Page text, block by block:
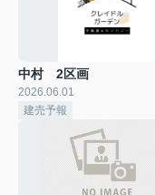
中村 2区画
2026.06.01
建売予報